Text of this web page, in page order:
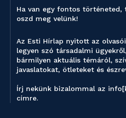
Ha van egy fontos történeted,
oszd meg velünk!
Az Esti Hírlap nyitott az
legyen szó társadalmi
bármilyen aktuális témáról,
javaslatokat, ötleteket és
Írj nekünk bizalommal az
címre.